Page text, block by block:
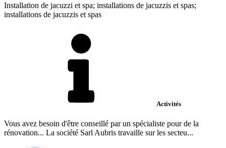
Installation de jacuzzi et spa; installations de jacuzzis et spas;
installations de jacuzzis et spas
Activités
Vous avez besoin d'être conseillé par un spécialiste pour de la
rénovation... La société Sarl Aubris travaille sur les secteu...